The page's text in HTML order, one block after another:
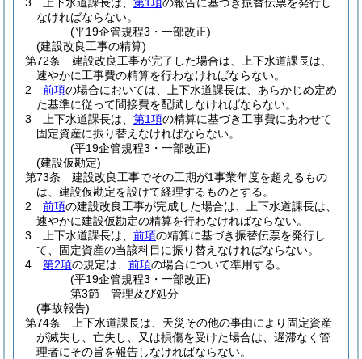
なければならない。
(平19企管規程3・一部改正)
(建設改良工事の精算)
第72条
建設改良工事が完了した場合は、上下水道課長は、
速やかに工事費の精算を行わなければならない。
2
前項の場合においては、上下水道課長は、あらかじめ定め
た基準に従って間接費を配賦しなければならない。
3
上下水道課長は、 第1項の精算に基づき工事費にあわせて
固定資産に振り替えなければならない。
(平19企管規程3・一部改正)
(建設仮勘定)
第73条
建設改良工事でその工期が1事業年度を超えるもの
は、建設仮勘定を設けて経理するものとする。
2
前項の建設改良工事が完成した場合は、上下水道課長は、
速やかに建設仮勘定の精算を行わなければならない。
3
上下水道課長は、 前項の精算に基づき振替伝票を発行し
て、固定資産の当該科目に振り替えなければならない。
4
第2項の規定は、 前項の場合について準用する。
(平19企管規程3・一部改正)
第3節
管理及び処分
(事故報告)
第74条
上下水道課長は、天災その他の事由により固定資産
が滅失し、亡失し、又は損傷を受けた場合は、遅滞なく管
理者にその旨を報告しなければならない。